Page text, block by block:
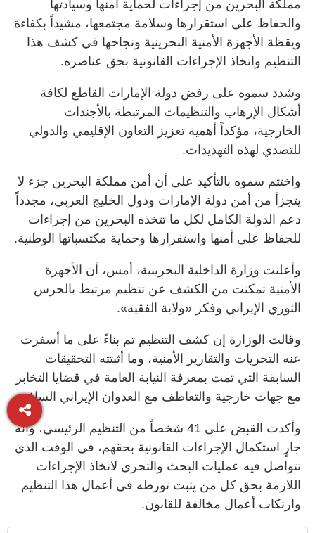
مملكة البحرين من إجراءات لحماية أمنها وسيادتها
والحفاظ على استقرارها وسلامة مجتمعها، مشيداً بكفاءة
ويقظة الأجهزة الأمنية البحرينية ونجاحها في كشف هذا
التنظيم واتخاذ الإجراءات القانونية بحق عناصره.
وشدد سموه على رفض دولة الإمارات القاطع لكافة
أشكال الإرهاب والتنظيمات المرتبطة بالأجندات
الخارجية، مؤكداً أهمية تعزيز التعاون الإقليمي والدولي
للتصدي لهذه التهديدات.
واختتم سموه بالتأكيد على أن أمن مملكة البحرين جزء لا
يتجزأ من أمن دولة الإمارات ودول الخليج العربي، مجدداً
دعم الدولة الكامل لكل ما تتخذه البحرين من إجراءات
للحفاظ على أمنها واستقرارها وحماية مكتسباتها الوطنية.
وأعلنت وزارة الداخلية البحرينية، أمس، أن الأجهزة
الأمنية تمكنت من الكشف عن تنظيم مرتبط بالحرس
الثوري الإيراني وفكر «ولاية الفقيه».
وقالت الوزارة إن كشف التنظيم تم بناءً على ما أسفرت
عنه التحريات والتقارير الأمنية، وما أثبتته التحقيقات
السابقة التي تمت بمعرفة النيابة العامة في قضايا التخابر
مع جهات خارجية والتعاطف مع العدوان الإيراني السافر.
وأكدت القبض على 41 شخصاً من التنظيم الرئيسي، وأنه
جارٍ استكمال الإجراءات القانونية بحقهم، في الوقت الذي
تتواصل فيه عمليات البحث والتحري لاتخاذ الإجراءات
اللازمة بحق كل من يثبت تورطه في أعمال هذا التنظيم
وارتكاب أعمال مخالفة للقانون.